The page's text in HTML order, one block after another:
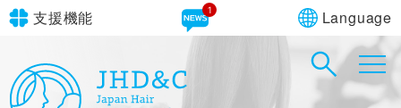
支援機能
文字サイズ 標準
1 Language
in simple English